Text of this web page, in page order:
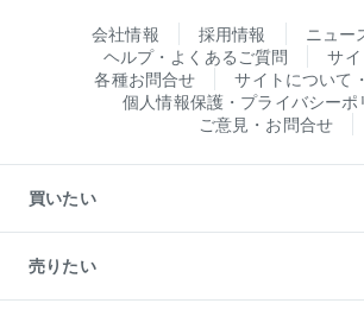
会社情報 採用情報
ニュー
ヘルプ・よくあるご質問
サ
各種お問合せ
サイトについて
個人情報保護・プライバシーポ
ご意見・お問合せ
買いたい
新築・分譲マンションの購入
中古マンションの購入
一戸建ての購入
売りたい